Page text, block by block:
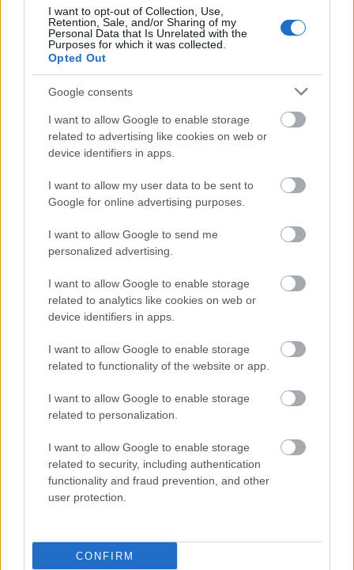
I want to opt-out of Collection, Use,
Retention, Sale, and/or Sharing of my
Personal Data that Is Unrelated with the
Purposes for which it was collected.
Opted Out
Google consents
I want to allow Google to enable storage
related to advertising like cookies on web or
device identifiers in apps.
I want to allow my user data to be sent to
Google for online advertising purposes.
I want to allow Google to send me
personalized advertising.
I want to allow Google to enable storage
related to analytics like cookies on web or
device identifiers in apps.
I want to allow Google to enable storage
related to functionality of the website or app.
I want to allow Google to enable storage
related to personalization.
I want to allow Google to enable storage
related to security, including authentication
functionality and fraud prevention, and other
user protection.
CONFIRM
Kamillete getur hjálpað til við að lina
magakrampa og óþægindi.
Engiferte er oft mælt með vegna
ógleðistillandi áhrifa þess.
Piparmyntute getur dregið úr
Gufandi bolli af jurtate með kamillu, myntu og engifer
Smelltu eða pikkaðu á myndina til að fá frekari
upplýsingar og hærri upplausn.
Te er frábær leið til að halda vökvajafnvægi án þess
að bæta við kaloríum. Það er oft vanmetið vegna
heilsufarslegra ávinninga sinna, eins og að hjálpa
koffein veldur það ekki því að þú missir meira vatn
en þú drekkur.